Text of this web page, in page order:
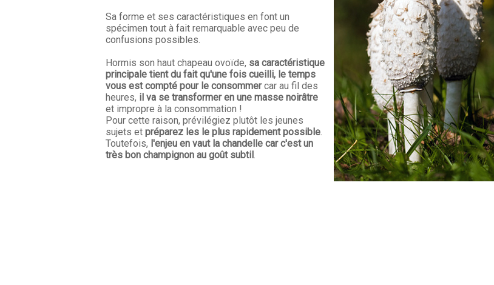
Sa forme et ses caractéristiques en font un
spécimen tout à fait remarquable avec peu de
confusions possibles.
Hormis son haut chapeau ovoïde, sa caractéristique
principale tient du fait qu'une fois cueilli, le temps
vous est compté pour le consommercar au fil des
heures, il va se transformer en une masse noirâtre
et impropre à la consommation !
Pour cette raison, prévilégiez plutôt les jeunes
sujets et préparez les le plus rapidement possible.
Toutefois, l'enjeu en vaut la chandelle car c'est un
très bon champignon au goût subtil.